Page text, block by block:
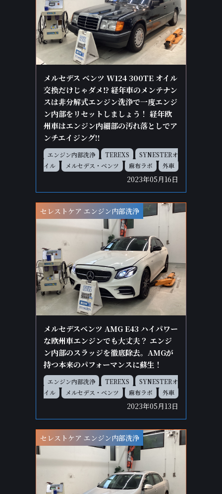
メルセデス ベンツ W124 300TE オイル
交換だけじゃダメ⁉ 経年車のメンテナン
スは非分解式エンジン洗浄で一度エンジ
ン内部をリセットしましょう！ 経年欧
州車はエンジン内細部の汚れ落としでア
ンチエイジング!!
エンジン内部洗浄 TEREXS
SYNESTERオ
イル
メルセデス・ベンツ 麻布ラボ 外車
2023年05月16日
セレストケア エンジン内部洗浄
メルセデスベンツ AMG E43 ハイパワー
な欧州車エンジンでも大丈夫？ エンジ
ン内部のスラッジを徹底除去。AMGが
持つ本来のパフォーマンスに蘇生！
エンジン内部洗浄 TEREXS
SYNESTERオ
イル
メルセデス・ベンツ 麻布ラボ 外車
2023年05月13日
セレストケア エンジン内部洗浄